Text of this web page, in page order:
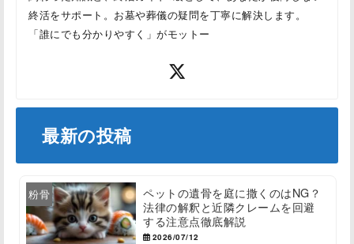
終活をサポート。お墓や葬儀の疑問を丁寧に解決します。
「誰にでも分かりやすく」がモットー
最新の投稿
粉骨
ペットの遺骨を庭に撒くのはNG？
法律の解釈と近隣クレームを回避
する注意点徹底解説
2026/07/12